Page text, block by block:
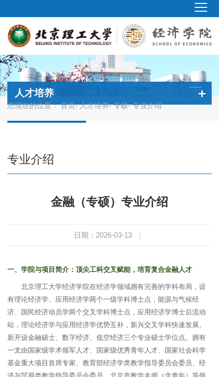
您现在的位置：首页-人才培养-专硕- 专业介绍
人才培养
专业介绍
金融（专硕）专业介绍
日期：2026-03-13 |
一、 学院与项目简介：顶尖工科交叉赋能，培育复合金融人才
北京理工大学经济学院在经济学领域拥有完善的学科布局，设
有理论经济学、应用经济学两个一级学科博士点，能源与气候经
济、国民经济动员学两个交叉学科博士点，应用经济学博士后流动
站，理论经济学与应用经济学优势互补，新兴交叉学科快速发展。
新开设金融硕士、数字经济、低空经济三个专业硕士学位点。拥有
一支由国家级学术领军人才、国家级优秀青年人才、国家社会科学
基金重大项目首席专家、教育部经济学类教学指导委员会委员、经